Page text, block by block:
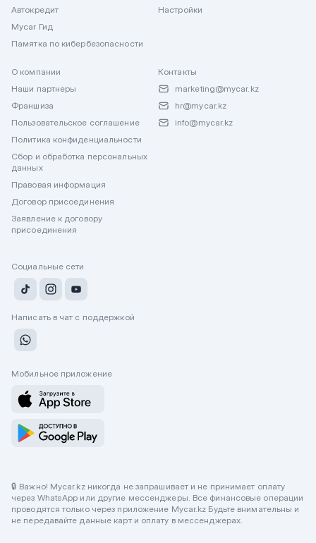
Автокредит
Mycar Гид
Памятка по кибербезопасности
Настройки
О компании
Наши партнеры
Франшиза
Пользовательское соглашение
Политика конфиденциальности
Сбор и обработка персональных
данных
Правовая информация
Договор присоединения
Заявление к договору
присоединения
Контакты
marketing@mycar.kz
hr@mycar.kz
info@mycar.kz
Социальные сети
Написать в чат с поддержкой
Мобильное приложение
🔒 Важно! Mycar.kz никогда не запрашивает и не принимает оплату
через WhatsApp или другие мессенджеры. Все финансовые операции
проводятся только через приложение Mycar.kz Будьте внимательны и
не передавайте данные карт и оплату в мессенджерах.